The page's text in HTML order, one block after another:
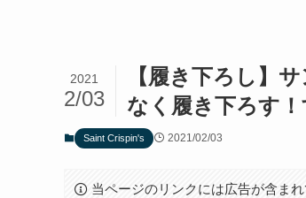
【履き下ろし】
なく履き下ろす
2021
2/03
Saint Crispin's 2021/02/03
当ページのリンクには広告が含まれ